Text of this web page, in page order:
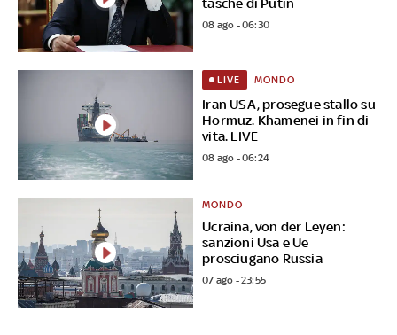
tasche di Putin
08 ago - 06:30
Iran USA, prosegue stallo su
Hormuz. Khamenei in fin di
vita. LIVE
LIVE MONDO
08 ago - 06:24
Ucraina, von der Leyen:
sanzioni Usa e Ue
prosciugano Russia
MONDO
07 ago - 23:55